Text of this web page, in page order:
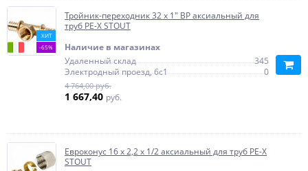
ХИТ
-65%
Тройник-переходник 32 x 1" ВР аксиальный для
труб PE-X STOUT
Наличие в магазинах
Удаленный склад
345
Электродный проезд, 6с1
0
4 764,00 руб.
1 667,40 руб.
Евроконус 16 х 2,2 х 1/2 аксиальный для труб PE-X
STOUT